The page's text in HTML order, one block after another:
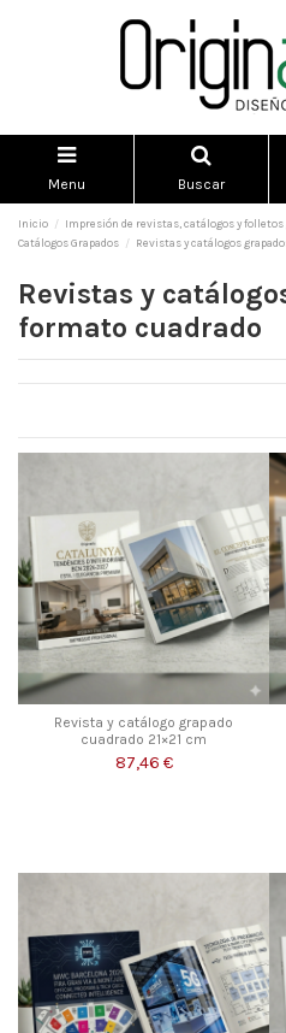
Menu Buscar
Inicio Impresión de revistas, catálogos y folletos
Catálogos Grapados
Revistas y catálogos
Revistas y
formato cuadrado
Revista y catálogo grapado
cuadrado 21×21 cm
87,46 €